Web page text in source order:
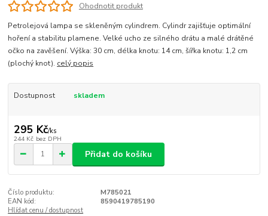
Ohodnotit produkt
Petrolejová lampa se skleněným cylindrem. Cylindr zajišťuje optimální
hoření a stabilitu plamene. Velké ucho ze silného drátu a malé drátěné
očko na zavěšení. Výška: 30 cm, délka knotu: 14 cm, šířka knotu: 1,2 cm
(plochý knot). celý popis
Dostupnost skladem
295 Kč/ks
244 Kč bez DPH
Přidat do košíku
Číslo produktu:
M785021
EAN kód:
8590419785190
Hlídat cenu / dostupnost